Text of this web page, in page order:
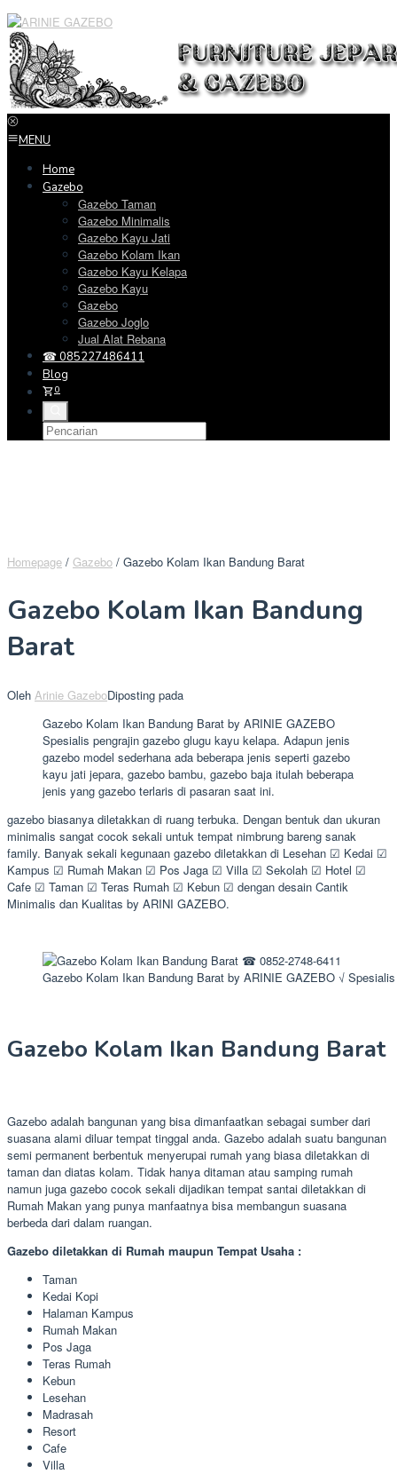
Loncat
ke
konten
MENU
Home
Gazebo
Gazebo Taman
Gazebo Minimalis
Gazebo Kayu Jati
Gazebo Kolam Ikan
Gazebo Kayu Kelapa
Gazebo Kayu
Gazebo
Gazebo Joglo
Jual Alat Rebana
☎ 085227486411
Blog
0
Homepage / Gazebo / Gazebo Kolam Ikan Bandung Barat
Gazebo Kolam Ikan Bandung
Barat
Oleh Arinie GazeboDiposting pada
Gazebo Kolam Ikan Bandung Barat by ARINIE GAZEBO
Spesialis pengrajin gazebo glugu kayu kelapa. Adapun jenis
gazebo model sederhana ada beberapa jenis seperti gazebo
kayu jati jepara, gazebo bambu, gazebo baja itulah beberapa
jenis yang gazebo terlaris di pasaran saat ini.
gazebo biasanya diletakkan di ruang terbuka. Dengan bentuk dan ukuran
minimalis sangat cocok sekali untuk tempat nimbrung bareng sanak
family. Banyak sekali kegunaan gazebo diletakkan di Lesehan ☑ Kedai ☑
Kampus ☑ Rumah Makan ☑ Pos Jaga ☑ Villa ☑ Sekolah ☑ Hotel ☑
Cafe ☑ Taman ☑ Teras Rumah ☑ Kebun ☑ dengan desain Cantik
Minimalis dan Kualitas by ARINI GAZEBO.
Gazebo Kolam Ikan Bandung Barat by ARINIE GAZEBO √
Gazebo Kolam Ikan Bandung Barat
Gazebo adalah bangunan yang bisa dimanfaatkan sebagai sumber dari
suasana alami diluar tempat tinggal anda. Gazebo adalah suatu bangunan
semi permanent berbentuk menyerupai rumah yang biasa diletakkan di
taman dan diatas kolam. Tidak hanya ditaman atau samping rumah
namun juga gazebo cocok sekali dijadikan tempat santai diletakkan di
Rumah Makan yang punya manfaatnya bisa membangun suasana
berbeda dari dalam ruangan.
Gazebo diletakkan di Rumah maupun Tempat Usaha :
Taman
Kedai Kopi
Halaman Kampus
Rumah Makan
Pos Jaga
Teras Rumah
Kebun
Lesehan
Madrasah
Resort
Cafe
Villa